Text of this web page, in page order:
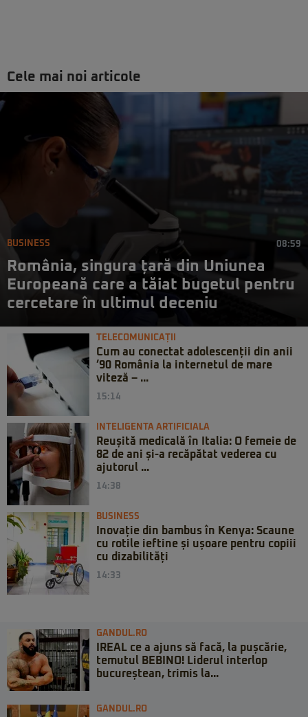
Cele mai noi articole
BUSINESS 08:59
România, singura țară din Uniunea
Europeană care a tăiat bugetul pentru
cercetare în ultimul deceniu
TELECOMUNICAȚII
Cum au conectat adolescenții din anii
’90 România la internetul de mare
viteză – ...
15:14
INTELIGENTA ARTIFICIALA
Reușită medicală în Italia: O femeie de
82 de ani și-a recăpătat vederea cu
ajutorul ...
14:38
BUSINESS
Inovație din bambus în Kenya: Scaune
cu rotile ieftine și ușoare pentru copiii
cu dizabilități
14:33
GANDUL.RO
IREAL ce a ajuns să facă, la pușcărie,
temutul BEBINO! Liderul interlop
bucureștean, trimis la...
GANDUL.RO